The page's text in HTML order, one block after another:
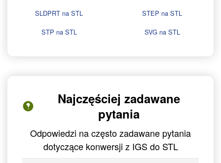
SLDPRT na STL
STEP na STL
STP na STL
SVG na STL
Najczęściej zadawane
pytania
Odpowiedzi na często zadawane pytania
dotyczące konwersji z IGS do STL